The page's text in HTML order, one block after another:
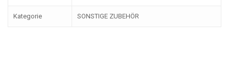
Kategorie SONSTIGE ZUBEHÖR